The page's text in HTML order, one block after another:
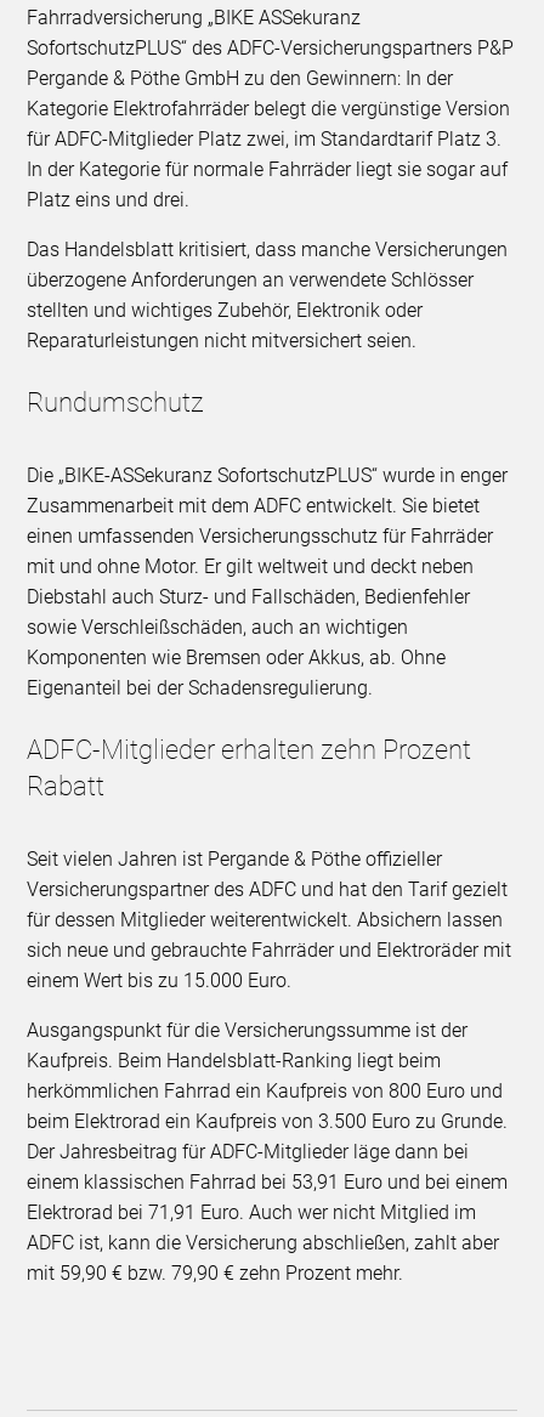
Fahrradversicherung „BIKE ASSekuranz
SofortschutzPLUS“ des ADFC-Versicherungspartners P&P
Pergande & Pöthe GmbH zu den Gewinnern: In der
Kategorie Elektrofahrräder belegt die vergünstige Version
für ADFC-Mitglieder Platz zwei, im Standardtarif Platz 3.
In der Kategorie für normale Fahrräder liegt sie sogar auf
Platz eins und drei.
Das Handelsblatt kritisiert, dass manche Versicherungen
überzogene Anforderungen an verwendete Schlösser
stellten und wichtiges Zubehör, Elektronik oder
Reparaturleistungen nicht mitversichert seien.
Rundumschutz
Die „BIKE-ASSekuranz SofortschutzPLUS“ wurde in enger
Zusammenarbeit mit dem ADFC entwickelt. Sie bietet
einen umfassenden Versicherungsschutz für Fahrräder
mit und ohne Motor. Er gilt weltweit und deckt neben
Diebstahl auch Sturz- und Fallschäden, Bedienfehler
sowie Verschleißschäden, auch an wichtigen
Komponenten wie Bremsen oder Akkus, ab. Ohne
Eigenanteil bei der Schadensregulierung.
ADFC-Mitglieder erhalten zehn Prozent
Rabatt
Seit vielen Jahren ist Pergande & Pöthe offizieller
Versicherungspartner des ADFC und hat den Tarif gezielt
für dessen Mitglieder weiterentwickelt. Absichern lassen
sich neue und gebrauchte Fahrräder und Elektroräder mit
einem Wert bis zu 15.000 Euro.
Ausgangspunkt für die Versicherungssumme ist der
Kaufpreis. Beim Handelsblatt-Ranking liegt beim
herkömmlichen Fahrrad ein Kaufpreis von 800 Euro und
beim Elektrorad ein Kaufpreis von 3.500 Euro zu Grunde.
Der Jahresbeitrag für ADFC-Mitglieder läge dann bei
einem klassischen Fahrrad bei 53,91 Euro und bei einem
Elektrorad bei 71,91 Euro. Auch wer nicht Mitglied im
ADFC ist, kann die Versicherung abschließen, zahlt aber
mit 59,90 € bzw. 79,90 € zehn Prozent mehr.